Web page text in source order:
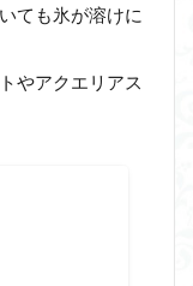
ても氷が溶けに
やアクエリアス